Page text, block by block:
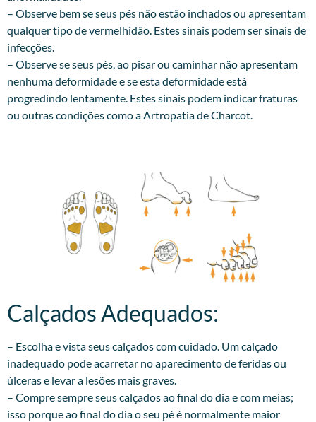
– Observe bem se seus pés não estão inchados ou apresentam
qualquer tipo de vermelhidão. Estes sinais podem ser sinais de
infecções.
– Observe se seus pés, ao pisar ou caminhar não apresentam
nenhuma deformidade e se esta deformidade está
progredindo lentamente. Estes sinais podem indicar fraturas
ou outras condições como a Artropatia de Charcot.
Calçados Adequados:​
– Escolha e vista seus calçados com cuidado. Um calçado
inadequado pode acarretar no aparecimento de feridas ou
úlceras e levar a lesões mais graves.
– Compre sempre seus calçados ao final do dia e com meias;
isso porque ao final do dia o seu pé é normalmente maior